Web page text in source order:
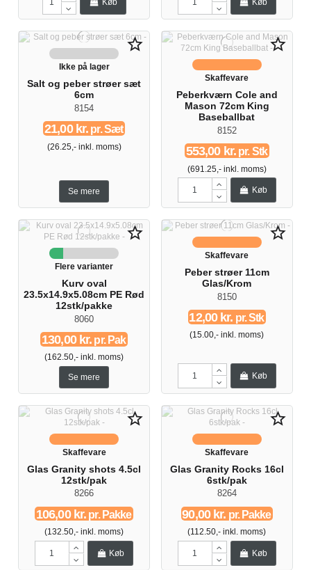
star_border
Ikke på lager
Salt og peber strøer sæt
6cm
8154
21,00 kr. pr. Sæt
(26.25,- inkl. moms)
Se mere
star_border
Skaffevare
Peberkværn Cole and
Mason 72cm King
Baseballbat
8152
553,00 kr. pr. Stk
(691.25,- inkl. moms)
Køb
star_border
Flere varianter
Kurv oval
23.5x14.9x5.08cm PE Rød
12stk/pakke
8060
130,00 kr. pr. Pak
(162.50,- inkl. moms)
Se mere
star_border
Skaffevare
Peber strøer 11cm
Glas/Krom
8150
12,00 kr. pr. Stk
(15.00,- inkl. moms)
Køb
star_border
Skaffevare
Glas Granity shots 4.5cl
12stk/pak
8266
106,00 kr. pr. Pakke
(132.50,- inkl. moms)
Køb
star_border
Skaffevare
Glas Granity Rocks 16cl
6stk/pak
8264
90,00 kr. pr. Pakke
(112.50,- inkl. moms)
Køb